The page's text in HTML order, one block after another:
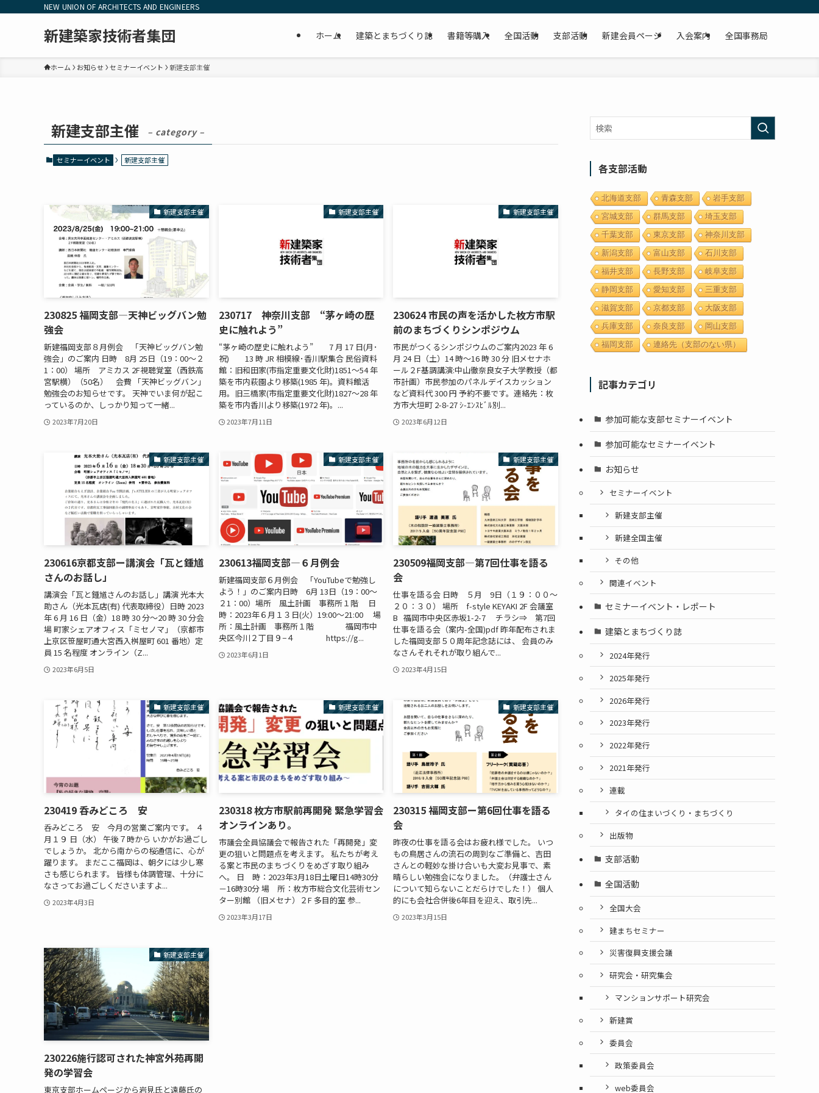
NEW UNION OF ARCHITECTS AND ENGINEERS
新建築家技術者集団 ホーム 建築とまちづくり誌 書籍等購入 全国活動 支部活動 新建会員ページ 入会案内 全国事務局
ホーム お知らせ セミナーイベント 新建支部主催
新建支部主催 – category –
セミナーイベント 新建支部主催
新建支部主催
230825 福岡支部―天神ビッグバン勉
強会
新建福岡支部８月例会 「天神ビッグバン勉
強会」のご案内 日時 8月 25日（19：00〜２
1：00） 場所 アミカス 2F視聴覚室（西鉄高
宮駅横）（50名） 会費 「天神ビッグバン」
勉強会のお知らせです。 天神でいま何が起こ
っているのか、しっかり知って一緒...
2023年7月20日
新建支部主催
230717 神奈川支部 “茅ヶ崎の歴
史に触れよう”
“茅ヶ崎の歴史に触れよう” 7 月 17 日(月･
祝) 13 時 JR 相模線･香川駅集合 民俗資料
館：旧和田家(市指定重要文化財)1851～54 年
築を市内萩園より移築(1985 年)。資料館活
用。旧三橋家(市指定重要文化財)1827～28 年
築を市内香川より移築(1972 年)。...
2023年7月11日
新建支部主催
230624 市民の声を活かした枚方市駅
前のまちづくりシンポジウム
市民がつくるシンポジウムのご案内2023 年 6
月 24 日（土）14 時～16 時 30 分 旧メセナホ
ール２F基調講演:中山徹奈良女子大学教授（都
市計画）市民参加のパネルデイスカッション
など資料代 300 円 予約不要です。連絡先：枚
方市大垣町 2-8-27 ｼ-ｴﾝｽﾋﾞﾙ別...
2023年6月12日
新建支部主催
230616京都支部ー講演会「瓦と鍾馗
さんのお話し」
講演会「⽡と鍾馗さんのお話し」講演 光本⼤
助さん（光本⽡店(有) 代表取締役）⽇時 2023
年 6 ⽉ 16 ⽇（⾦）18 時 30 分〜20 時 30 分会
場 町家シェアオフィス「ミセノマ」（京都市
上京区笹屋町通⼤宮⻄⼊桝屋町 601 番地）定
員 15 名程度 オンライン（Z...
2023年6月5日
新建支部主催
230613福岡支部―６月例会
新建福岡支部６月例会 「YouTubeで勉強し
よう！」のご案内日時 6月 13日（19：00〜
２1：00）場所 風土計画 事務所１階 日
時：2023年６月１３日(火）19:00〜21:00 場
所：風土計画 事務所１階 福岡市中
央区今川２丁目９−４ https://g...
2023年6月1日
新建支部主催
230509福岡支部―第7回仕事を語る
会
仕事を語る会 日時 ５月 9日（１９：００〜
２０：３０） 場所 f-style KEYAKI 2F 会議室
B 福岡市中央区赤坂1-2-7 チラシ⇒ 第7回
仕事を語る会（案内-全国)pdf 昨年配布されま
した福岡支部５０周年記念誌には、 会員のみ
なさんそれそれが取り組んで...
2023年4月15日
新建支部主催
230419 呑みどころ 安
呑みどころ 安 今月の営業ご案内です。 ４
月１９ 日（水） 午後７時から いかがお過ごし
でしょうか。 北から南からの桜通信に、心が
躍ります。 まだここ福岡は、朝夕には少し寒
さも感じられます。 皆様も体調管理、十分に
なさってお過ごしくださいますよ...
2023年4月3日
新建支部主催
230318 枚方市駅前再開発 緊急学習会
オンラインあり。
市議会全員協議会で報告された「再開発」変
更の狙いと問題点を考えます。 私たちが考え
る案と市民のまちづくりをめざす取り組み
へ。 日 時：2023年3月18日土曜日14時30分
－16時30分 場 所：枚方市総合文化芸術セン
ター別館 （旧メセナ）２F 多目的室 参...
2023年3月17日
新建支部主催
230315 福岡支部ー第6回仕事を語る
会
昨夜の仕事を語る会はお疲れ様でした。 いつ
もの鳥居さんの流石の周到なご準備と、吉田
さんとの軽妙な掛け合いも大変お見事で、素
晴らしい勉強会になりました。（弁護士さん
について知らないことだらけでした！） 個人
的にも会社合併後6年目を迎え、取引先...
2023年3月15日
新建支部主催
230226施行認可された神宮外苑再開
発の学習会
東京支部ホームページから岩見氏と遠藤氏の
各支部活動
北海道支部 青森支部
岩手支部
宮城支部
群馬支部
埼玉支部
千葉支部
東京支部
神奈川支部
新潟支部
富山支部
石川支部
福井支部
長野支部
岐阜支部
静岡支部
愛知支部
三重支部
滋賀支部
京都支部
大阪支部
兵庫支部
奈良支部
岡山支部
福岡支部
連絡先（支部のない県）
記事カテゴリ
参加可能な支部セミナーイベント
参加可能なセミナーイベント
お知らせ
セミナーイベント
新建支部主催
新建全国主催
その他
関連イベント
セミナーイベント・レポート
建築とまちづくり誌
2024年発行
2025年発行
2026年発行
2023年発行
2022年発行
2021年発行
連載
タイの住まいづくり・まちづくり
出版物
支部活動
全国活動
全国大会
建まちセミナー
災害復興支援会議
研究会・研究集会
マンションサポート研究会
新建賞
委員会
政策委員会
web委員会